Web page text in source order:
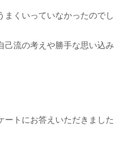
くいっていなかったのでし
流の考えや勝手な思い込
トにお答えいただきまし